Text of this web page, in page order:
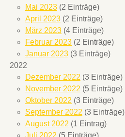
Mai 2023 (2 Einträge)
April 2023 (2 Einträge)
März 2023 (4 Einträge)
Februar 2023 (2 Einträge)
Januar 2023 (3 Einträge)
2022
Dezember 2022 (3 Einträge)
November 2022 (5 Einträge)
Oktober 2022 (3 Einträge)
September 2022 (3 Einträge)
August 2022 (1 Eintrag)
Juli 2022 (5 Einträge)